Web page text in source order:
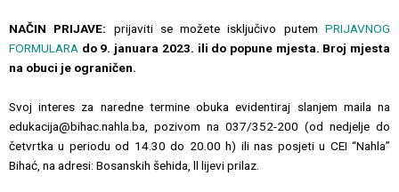
NAČIN PRIJAVE: prijaviti se možete isključivo putemPRIJAVNOG
FORMULARA do 9. januara 2023. ili do popune mjesta. Broj mjesta
na obuci je ograničen.
Svoj interes za naredne termine obuka evidentiraj slanjem maila na
edukacija@bihac.nahla.ba, pozivom na 037/352-200 (od nedjelje do
četvrtka u periodu od 14.30 do 20.00 h) ili nas posjeti u CEI “Nahla”
Bihać, na adresi: Bosanskih šehida, ll lijevi prilaz.